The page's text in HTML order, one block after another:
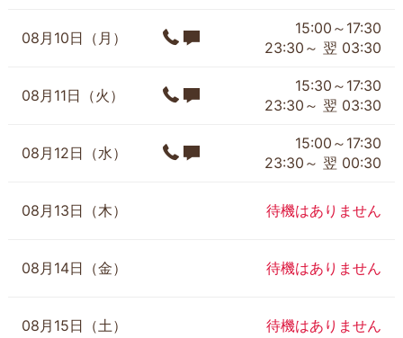
08月10日（月）
15:00～17:30
23:30～ 翌 03:30
08月11日（火）
15:30～17:30
23:30～ 翌 03:30
08月12日（水）
15:00～17:30
23:30～ 翌 00:30
08月13日（木） 待機はありません
08月14日（金） 待機はありません
08月15日（土） 待機はありません